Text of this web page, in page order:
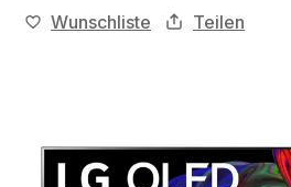
Wunschliste Teilen